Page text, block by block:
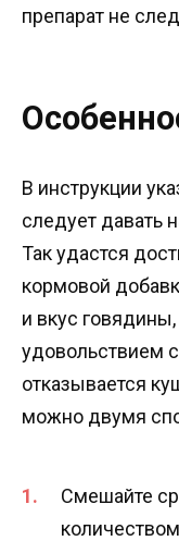
препарат не
В инструкции
следует давать
Так удастся
кормовой
и вкус
удовольствием
отказывается
можно двумя
Смешайте